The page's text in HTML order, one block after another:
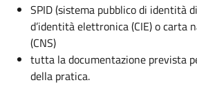
SPID (sistema pubblico di identità
d’identità elettronica (CIE) o carta
(CNS)
tutta la documentazione prevista
della pratica.